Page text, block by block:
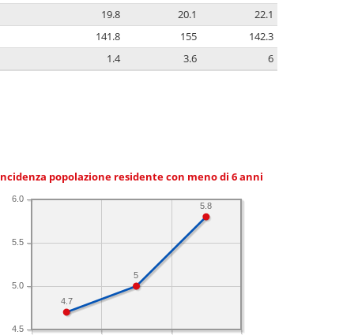
19.8 20.1
22.1
141.8 155
142.3
1.4 3.6 6
popolazione residente con meno di 6 anni
4.5
5.0
5.5
6.0
5.8
5
4.7